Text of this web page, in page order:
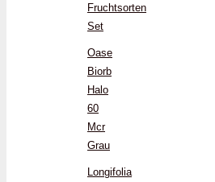
Fruchtsorten
Set
Oase
Biorb
Halo
60
Mcr
Grau
Longifolia